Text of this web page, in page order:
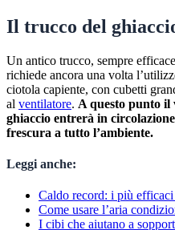
Il trucco del
Un antico trucco, sempre
richiede ancora una volta
ciotola capiente, con cubetti
al ventilatore. A questo punto il
ghiaccio entrerà in
frescura a tutto l’ambiente.
Leggi anche:
Caldo record: i più
Come usare l’aria
I cibi che aiutano a